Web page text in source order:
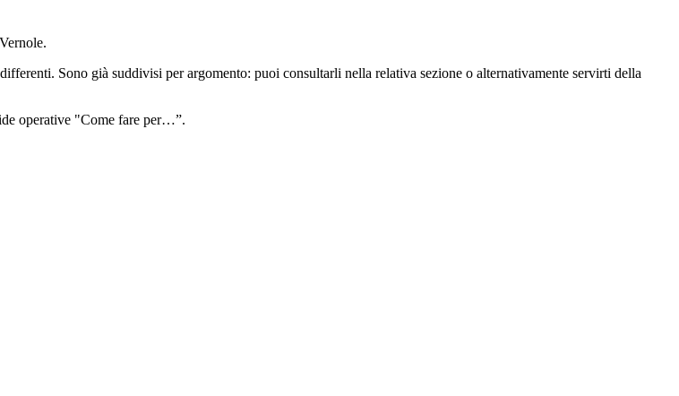
Sono già suddivisi per argomento: puoi consultarli nella relativa sezione o alternativamente servirti della
operative "Come fare per…”.